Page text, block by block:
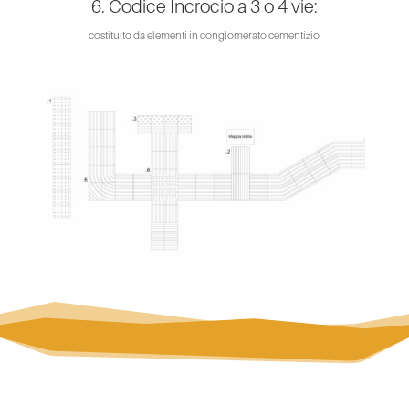
6. Codice Incrocio a 3 o 4 vie:
costituito da elementi in conglomerato cementizio